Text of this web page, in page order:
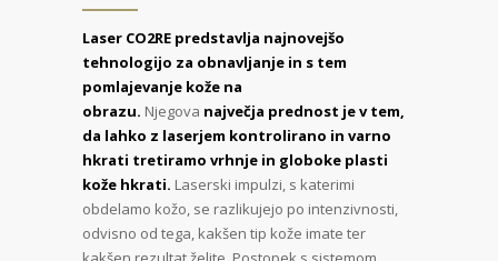
Laser CO2RE predstavlja najnovejšo
tehnologijo za obnavljanje in s tem
pomlajevanje kože na
obrazu. Njegova največja prednost je v tem,
da lahko z laserjem kontrolirano in varno
hkrati tretiramo vrhnje in globoke plasti
kože hkrati. Laserski impulzi, s katerimi
obdelamo kožo, se razlikujejo po intenzivnosti,
odvisno od tega, kakšen tip kože imate ter